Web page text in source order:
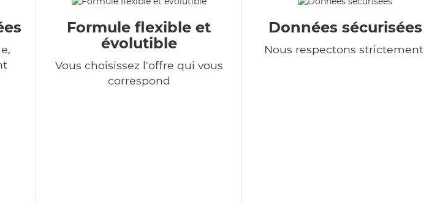
Formule flexible et
évolutible
Vous choisissez l'offre qui vous
correspond
Données sécurisées
Nous respectons strictement